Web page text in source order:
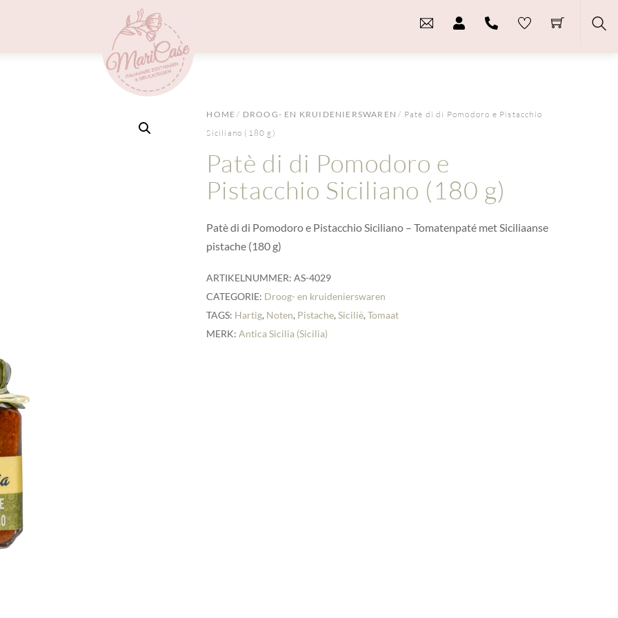
Menu
HOME / DROOG- EN KRUIDENIERSWAREN / Patè di di Pomodoro e Pistacchio
Siciliano (180 g)
Patè di di Pomodoro e
Pistacchio Siciliano (180 g)
Patè di di Pomodoro e Pistacchio Siciliano – Tomatenpaté met Siciliaanse
pistache (180 g)
ARTIKELNUMMER:AS-4029
CATEGORIE: Droog- en kruidenierswaren
TAGS: Hartig, Noten, Pistache,Sicilië,Tomaat
MERK:Antica Sicilia (Sicilia)